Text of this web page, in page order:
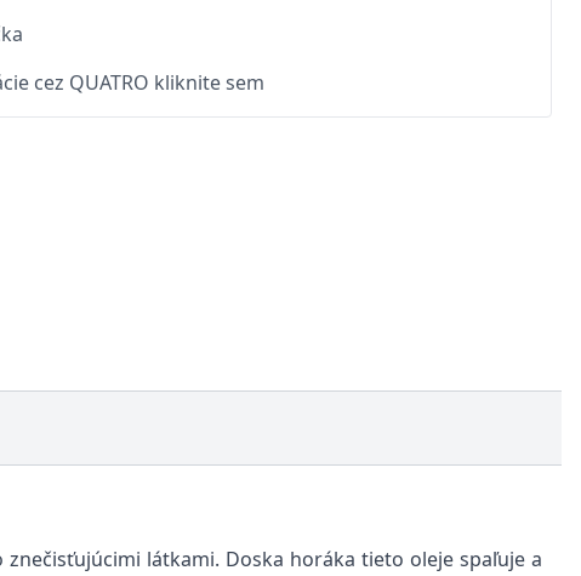
cez QUATRO kliknite sem
látkami. Doska horáka tieto oleje spaľuje a